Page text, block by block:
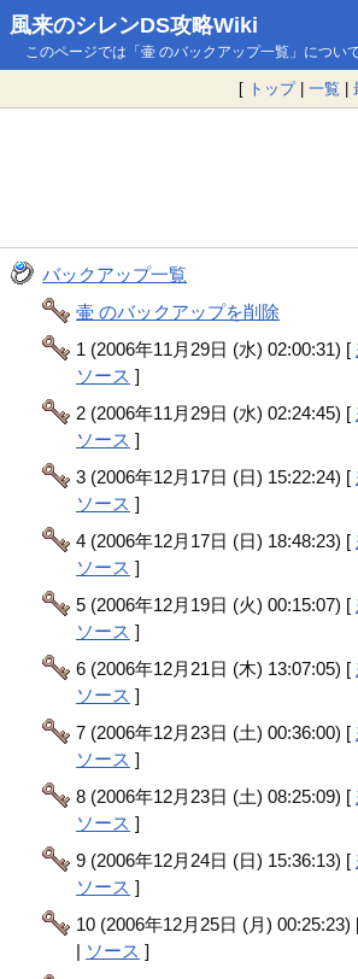
風来のシレンDS攻略Wiki
このページでは「壷 のバックアップ一覧」につい
[ トップ| 一覧 |
バックアップ一覧
壷 のバックアップを削除
1 (2006年11月29日 (水) 02:00:31) [
ソース ]
2 (2006年11月29日 (水) 02:24:45) [
ソース ]
3 (2006年12月17日 (日) 15:22:24) [
ソース ]
4 (2006年12月17日 (日) 18:48:23) [
ソース ]
5 (2006年12月19日 (火) 00:15:07) [
ソース ]
6 (2006年12月21日 (木) 13:07:05) [
ソース ]
7 (2006年12月23日 (土) 00:36:00) [
ソース ]
8 (2006年12月23日 (土) 08:25:09) [
ソース ]
9 (2006年12月24日 (日) 15:36:13) [
ソース ]
10 (2006年12月25日 (月) 00:25:23)
| ソース ]